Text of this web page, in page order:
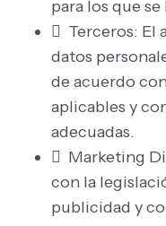
para los que
 Terceros: El
datos
de acuerdo
aplicables y
adecuadas.
 Marketing
con la
publicidad y